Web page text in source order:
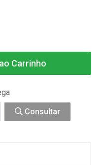
Carrinho
Consultar